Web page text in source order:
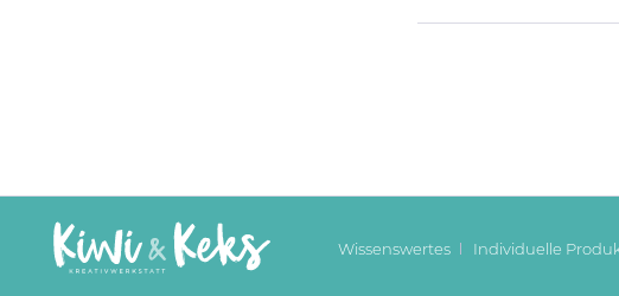
Wissenswertes Individuelle